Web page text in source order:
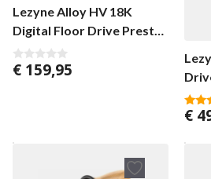
Lezyne Alloy HV 18K
Digital Floor Drive Presta
GOLD/BLACK
0
v
€ 159,95
5.00
€